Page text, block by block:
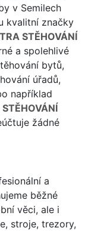
v Semilech
kvalitní značky
STĚHOVÁNÍ
a spolehlivé
bytů,
úřadů,
například
žádné
a
běžné
věci, ale i
stroje, trezory,